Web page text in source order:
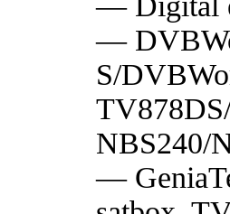
—
S/
NBS240/
—